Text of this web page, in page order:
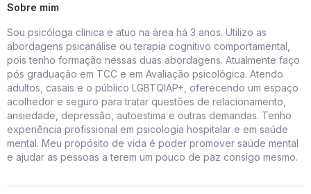
Sobre mim
Sou psicóloga clínica e atuo na área há 3 anos. Utilizo as
abordagens psicanálise ou terapia cognitivo comportamental,
pois tenho formação nessas duas abordagens. Atualmente faço
pós graduação em TCC e em Avaliação psicológica. Atendo
adultos, casais e o público LGBTQIAP+, oferecendo um espaço
acolhedor e seguro para tratar questões de relacionamento,
ansiedade, depressão, autoestima e outras demandas. Tenho
experiência profissional em psicologia hospitalar e em saúde
mental. Meu propósito de vida é poder promover saúde mental
e ajudar as pessoas a terem um pouco de paz consigo mesmo.